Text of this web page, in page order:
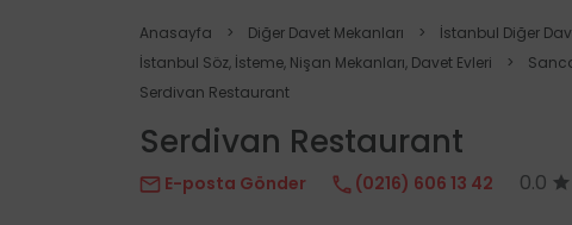
Anasayfa > Diğer Davet Mekanları > İstanbul Diğer
İstanbul Söz, İsteme, Nişan Mekanları, Davet Evleri
>
Serdivan Restaurant
Serdivan Restaurant
E-posta Gönder (0216) 606 13 42 0.0